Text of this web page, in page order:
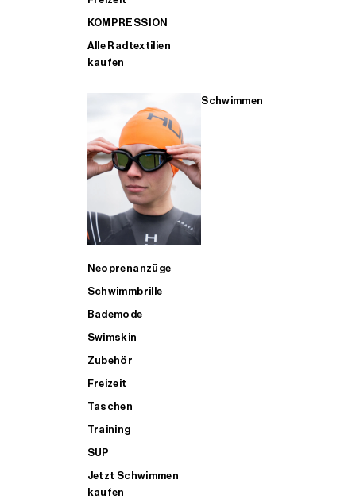
KOMPRESSION
Alle Radtextilien
kaufen
Schwimmen
Neoprenanzüge
Schwimmbrille
Bademode
Swimskin
Zubehör
Freizeit
Taschen
Training
SUP
Jetzt Schwimmen
kaufen